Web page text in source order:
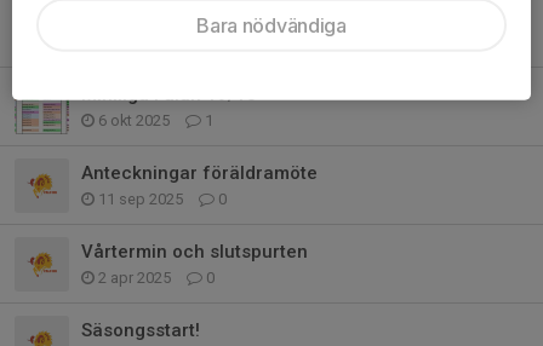
Samling 11.20 miniliga
Miniliga Falun 19/10
6 okt 2025 1
Anteckningar föräldramöte
11 sep 2025 0
Vårtermin och slutspurten
2 apr 2025 0
Säsongsstart!
Bara nödvändiga